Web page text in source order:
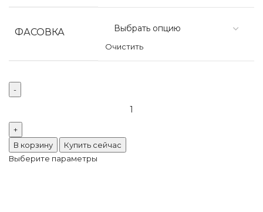
ФАСОВКА
Очистить
В корзину
Купить сейчас
Выберите параметры